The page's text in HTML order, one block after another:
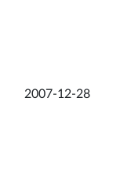
2007-12-28